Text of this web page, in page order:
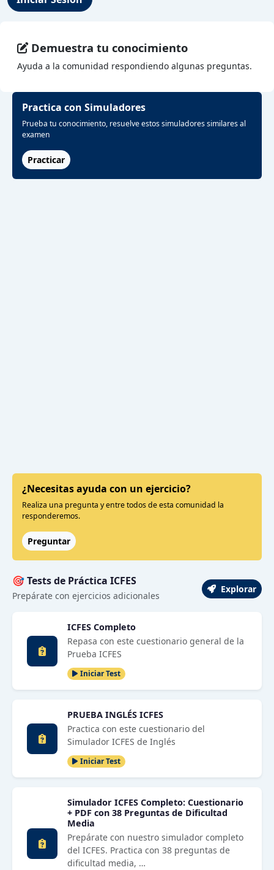
Demuestra tu conocimiento
Ayuda a la comunidad respondiendo algunas preguntas.
Practica con Simuladores
Prueba tu conocimiento, resuelve estos simuladores similares al
examen
Practicar
¿Necesitas ayuda con un ejercicio?
Realiza una pregunta y entre todos de esta comunidad la
responderemos.
Preguntar
🎯 Tests de Práctica ICFES
Prepárate con ejercicios adicionales
Explorar
ICFES Completo
Repasa con este cuestionario general de la
Prueba ICFES
Iniciar Test
PRUEBA INGLÉS ICFES
Practica con este cuestionario del
Simulador ICFES de Inglés
Iniciar Test
Simulador ICFES Completo: Cuestionario
+ PDF con 38 Preguntas de Dificultad
Media
Prepárate con nuestro simulador completo
del ICFES. Practica con 38 preguntas de
dificultad media, …